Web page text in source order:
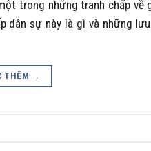
trong những tranh chấp về
dân sự này là gì và những
THÊM →